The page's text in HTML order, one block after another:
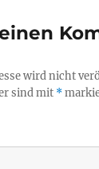
wird nicht
sind mit *